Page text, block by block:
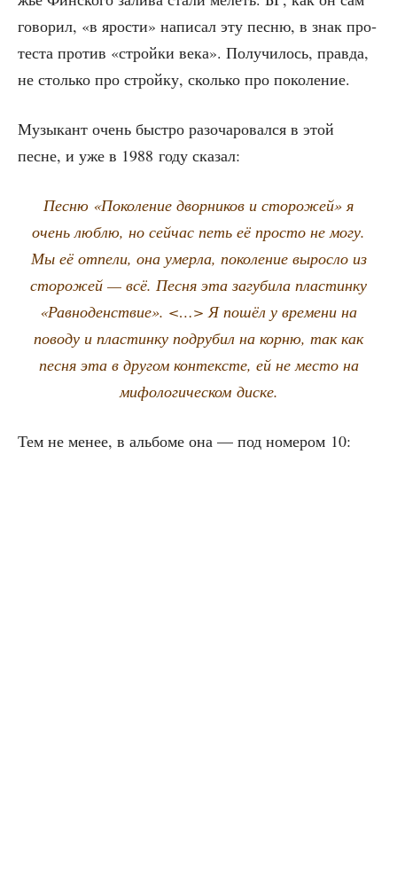
гово­рил, «в яро­сти» напи­сал эту пес­ню, в знак про­
те­ста про­тив «строй­ки века». Полу­чи­лось, прав­да,
не столь­ко про строй­ку, сколь­ко про поколение.
Музы­кант очень быст­ро разо­ча­ро­вал­ся в этой
песне, и уже в 1988 году сказал:
Пес­ню «Поко­ле­ние двор­ни­ков и сто­ро­жей» я
очень люб­лю, но сей­час петь её про­сто не могу.
Мы её отпе­ли, она умер­ла, поко­ле­ние вырос­ло из
сто­ро­жей — всё. Пес­ня эта загу­би­ла пла­стин­ку
«Рав­но­ден­ствие». <…> Я пошёл у вре­ме­ни на
пово­ду и пла­стин­ку под­ру­бил на кор­ню, так как
пес­ня эта в дру­гом кон­тек­сте, ей не место на
мифо­ло­ги­че­ском диске.
Тем не менее, в аль­бо­ме она — под номе­ром 10: